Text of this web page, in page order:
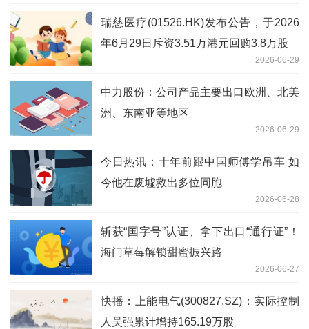
瑞慈医疗(01526.HK)发布公告，于2026
年6月29日斥资3.51万港元回购3.8万股
2026-06-29
中力股份：公司产品主要出口欧洲、北美
洲、东南亚等地区
2026-06-29
今日热讯：十年前跟中国师傅学吊车 如
今他在废墟救出多位同胞
2026-06-28
斩获“国字号”认证、拿下出口“通行证”！
海门草莓解锁甜蜜振兴路
2026-06-27
快播：上能电气(300827.SZ)：实际控制
人吴强累计增持165.19万股